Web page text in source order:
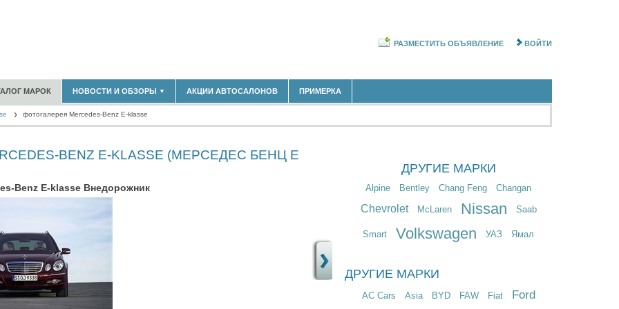
(14304)
РАЗМЕСТИТЬ ОБЪЯВЛЕНИЕ ВОЙТИ
МАРОК НОВОСТИ И ОБЗОРЫ ▼
НОВОСТИ РЫНКА
МАТЕРИАЛЫ ПАРТНЕРОВ
АКЦИИ АВТОСАЛОНОВ ПРИМЕРКА
фотогалерея Mercedes-Benz E-klasse
BENZ E-KLASSE (МЕРСЕДЕС БЕНЦ Е
Benz E-klasse Внедорожник
ДРУГИЕ МАРКИ
Alpine Bentley Chang Feng Changan
Chevrolet McLaren Nissan Saab
Smart Volkswagen УАЗ Ямал
ДРУГИЕ МАРКИ
AC Cars Asia BYD FAW Fiat Ford